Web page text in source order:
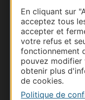
En cliquant sur
acceptez tous
accepter et
votre refus et
fonctionnement
pouvez
obtenir plus
de cookies.
Politique de
Thermalisme
Business/Mice
Pros
Site presse et